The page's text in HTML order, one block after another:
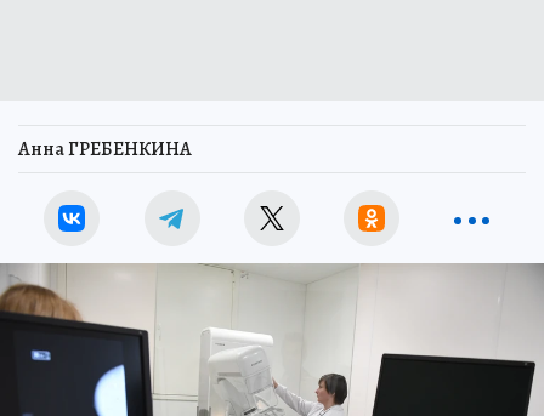
Анна ГРЕБЕНКИНА